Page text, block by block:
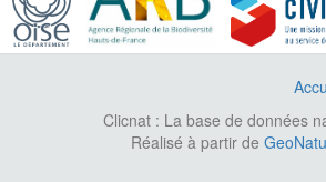
Clicnat : La base de données
Réalisé à partir de